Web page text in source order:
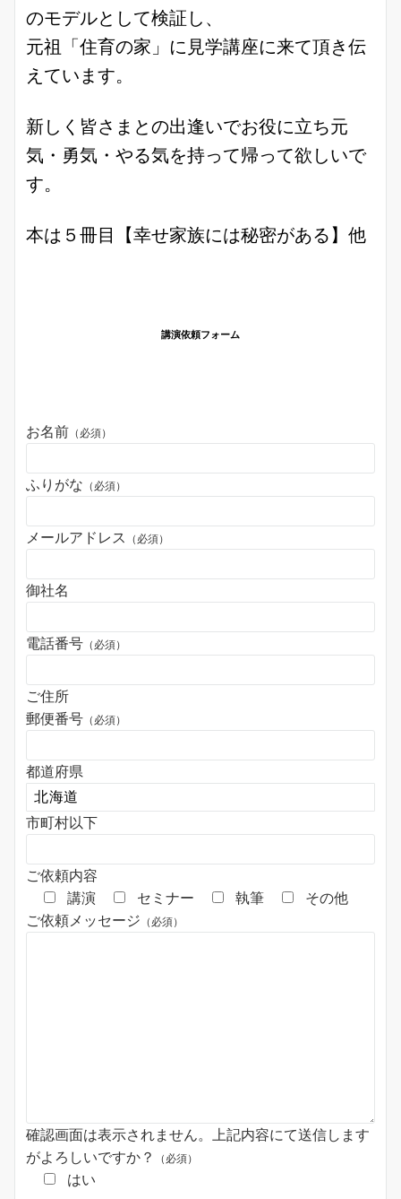
のモデルとして検証し、
元祖「住育の家」に見学講座に来て頂き伝
えています。
新しく皆さまとの出逢いでお役に立ち元
気・勇気・やる気を持って帰って欲しいで
す。
本は５冊目【幸せ家族には秘密がある】他
講演依頼フォーム
お名前 （必須）
ふりがな （必須）
メールアドレス （必須）
御社名
電話番号 （必須）
ご住所
郵便番号 （必須）
都道府県
市町村以下
ご依頼内容
講演
セミナー 執筆
その他
ご依頼メッセージ （必須）
確認画面は表示されません。上記内容にて送信します
がよろしいですか？
（必須）
はい